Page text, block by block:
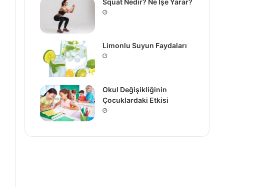
Squat Nedir? Ne İşe Yarar?
Limonlu Suyun Faydaları
Okul Değişikliğinin
Çocuklardaki Etkisi